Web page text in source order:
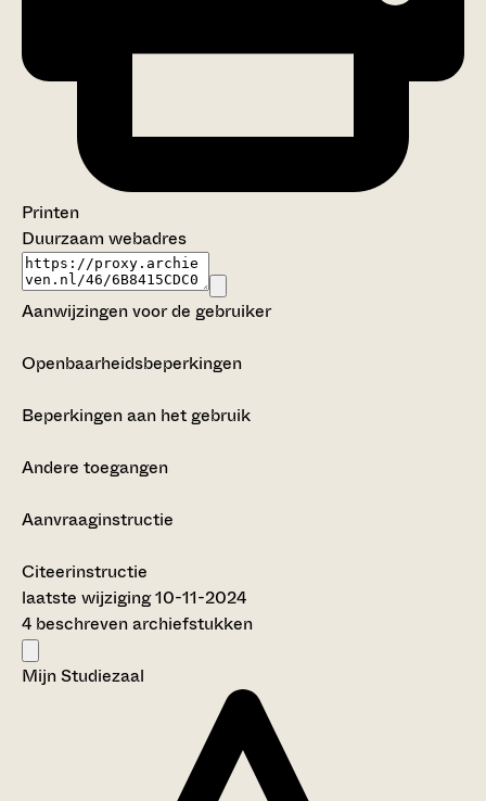
Printen
Duurzaam webadres
Aanwijzingen voor de gebruiker
Openbaarheidsbeperkingen
Beperkingen aan het gebruik
Andere toegangen
Aanvraaginstructie
Citeerinstructie
laatste wijziging 10-11-2024
4 beschreven archiefstukken
Mijn Studiezaal